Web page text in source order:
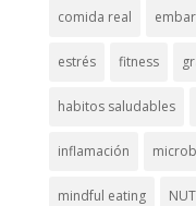
comida real
estrés fitness
habitos saludables
inflamación
mindful eating